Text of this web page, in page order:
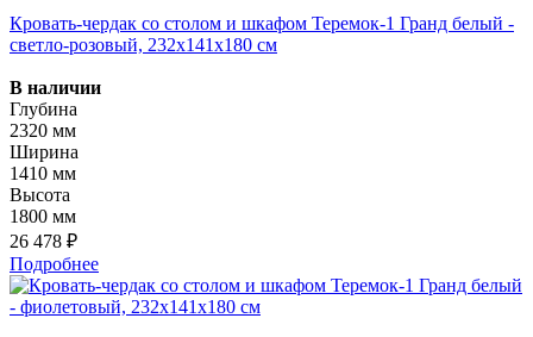
Кровать-чердак со столом и шкафом Теремок-1 Гранд белый -
светло-розовый, 232х141х180 см
В наличии
Глубина
2320 мм
Ширина
1410 мм
Высота
1800 мм
26 478 ₽
Подробнее